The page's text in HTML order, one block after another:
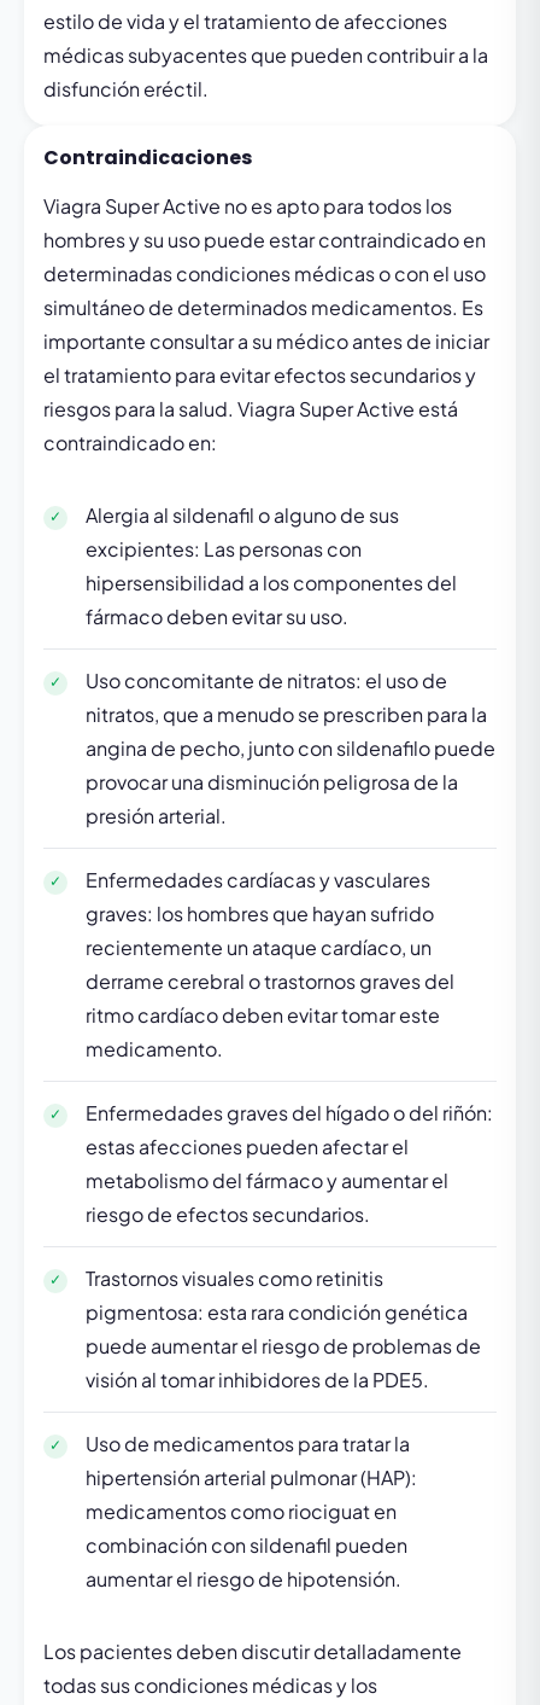
estilo de vida y el tratamiento de afecciones
médicas subyacentes que pueden contribuir a la
disfunción eréctil.
Contraindicaciones
Viagra Super Active no es apto para todos los
hombres y su uso puede estar contraindicado en
determinadas condiciones médicas o con el uso
simultáneo de determinados medicamentos. Es
importante consultar a su médico antes de iniciar
el tratamiento para evitar efectos secundarios y
riesgos para la salud. Viagra Super Active está
contraindicado en:
Alergia al sildenafil o alguno de sus
excipientes: Las personas con
hipersensibilidad a los componentes del
fármaco deben evitar su uso.
Uso concomitante de nitratos: el uso de
nitratos, que a menudo se prescriben para la
angina de pecho, junto con sildenafilo puede
provocar una disminución peligrosa de la
presión arterial.
Enfermedades cardíacas y vasculares
graves: los hombres que hayan sufrido
recientemente un ataque cardíaco, un
derrame cerebral o trastornos graves del
ritmo cardíaco deben evitar tomar este
medicamento.
Enfermedades graves del hígado o del riñón:
estas afecciones pueden afectar el
metabolismo del fármaco y aumentar el
riesgo de efectos secundarios.
Trastornos visuales como retinitis
pigmentosa: esta rara condición genética
puede aumentar el riesgo de problemas de
visión al tomar inhibidores de la PDE5.
Uso de medicamentos para tratar la
hipertensión arterial pulmonar (HAP):
medicamentos como riociguat en
combinación con sildenafil pueden
aumentar el riesgo de hipotensión.
Los pacientes deben discutir detalladamente
todas sus condiciones médicas y los